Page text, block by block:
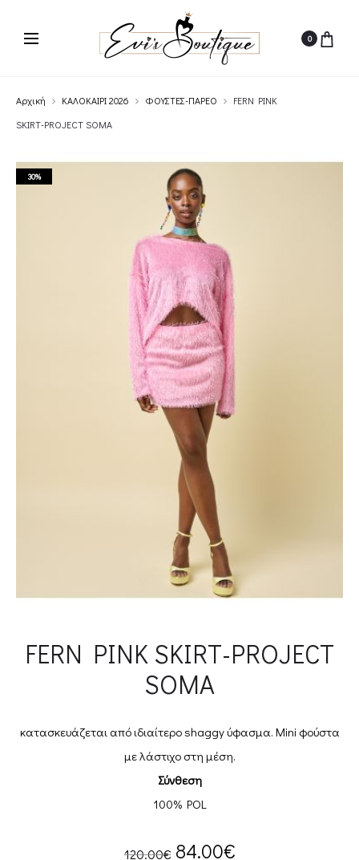
0
Αρχική ΚΑΛΟΚΑΙΡΙ 2026 ΦΟΥΣΤΕΣ-ΠΑΡΕΟ
FERN PINK
SKIRT-PROJECT SOMA
30%
FERN PINK SKIRT-PROJECT
SOMA
κατασκευάζεται από ιδιαίτερο shaggy ύφασμα. Mini φούστα
με λάστιχο στη μέση.
Σύνθεση
100% POL
120.00€ Original
84.00€Current